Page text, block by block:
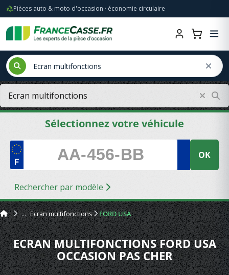
Pièces auto & moto d'occasion · économie circulaire
Sélectionnez votre véhicule
OK
Rechercher par modèle
Ecran multifonctions FORD USA
ECRAN MULTIFONCTIONS FORD USA
OCCASION PAS CHER